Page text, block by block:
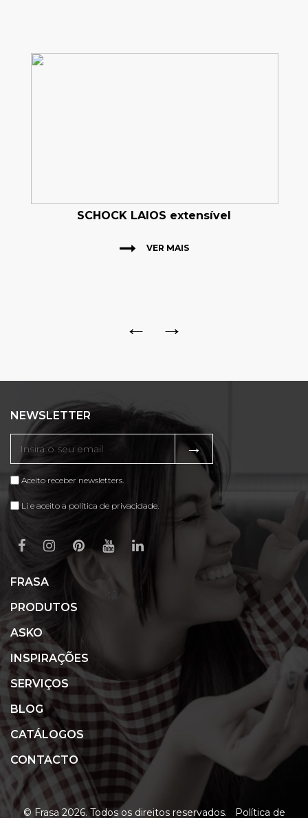
SCHOCK LAIOS extensível
VER MAIS
← →
NEWSLETTER
→
Aceito receber newsletters.
Li e aceito a política de privacidade.
FRASA
PRODUTOS
ASKO
INSPIRAÇÕES
SERVIÇOS
BLOG
CATÁLOGOS
CONTACTO
© Frasa 2026. Todos os direitos reservados. Política de